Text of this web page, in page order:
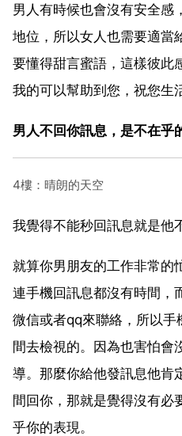
男人有時候也會沒有安全感
地位，所以女人也需要適當
要懂得甜言蜜語，這樣彼此
我的可以幫助到您，祝您生
男人不回你訊息，是不在乎
4樓：晴朗的天空
我覺得不能秒回訊息就是他
就算你男朋友的工作非常的
連手機回訊息都沒有時間，
微信或者qq來聯絡，所以
間去檢視的。因為也害怕會
導。那麼你給他發訊息他肯
間回你，那就是覺得沒有必
乎你的表現。